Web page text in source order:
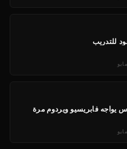
للتدريب
يواجه فابريسيو ويردوم مرة